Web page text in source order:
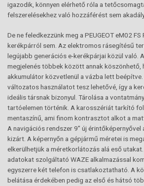
igazodik, könnyen elérhető róla a
felszerelésekhez való hozzáférést sem
De ne feledkezzünk meg a PEUGEOT eM02
kerékpárról sem. Az elektromos rásegítésű
legújabb generációs e-kerékpárjai közül való.
megjelenés többek között annak köszönhető,
akkumulátor közvetlenül a vázba lett
változatos használatot tesz lehetővé, így a
ideális társnak bizonyul. Tárolása a
tartóelemen történik. A karosszériát tarkító
mentaszínű, ami finom kontrasztot alkot a
A navigációs rendszer 9” új
kizárt. A képernyőn a gépjármű méretei is
elkerülhetjük a méretkorlátozás alá eső
adatokat szolgáltató WAZE alkalmazással
egyszerre két telefon is csatlakoztatható. A
belátása érdekében pedig az első és hátsó